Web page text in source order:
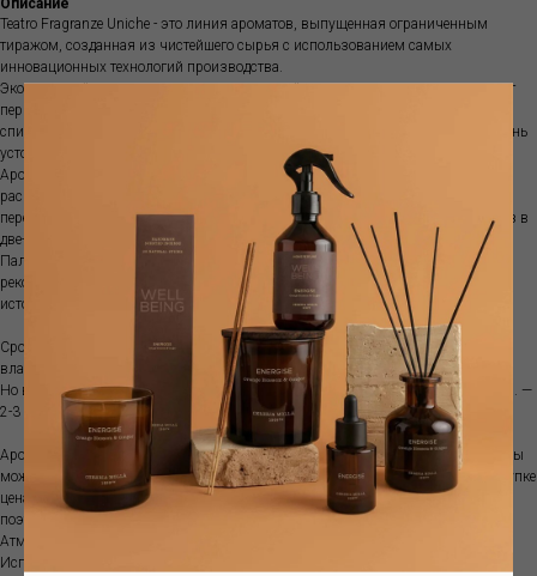
Описание
Teatro Fragranze Uniche - это линия ароматов, выпущенная ограниченным
тиражом, созданная из чистейшего сырья с использованием самых
инновационных технологий производства.
Экологичный подход с минимальным воздействием на окружающую среду от
первой до последней капли. Ароматы сделаны с очень низким содержанием
спирта и высокой концентрацией натуральных и чистых эфирных масел, очень
устойчивых к воздействию воздуха.
Ароматы лучше располагать в центре помещения , чтобы аромат
распространялся равномерно. Обычно рекомендуется ставить диффузор на
пересечении воздушных потоков. Палочки рекомендуется переворачивать раз в
две-четыре недели. Количество палочек регулирует насыщенность аромата.
Палочки нельзя использовать повторно с другими ароматами. Диффузор не
рекомендуются ставить на прямой солнечный свет или ставить рядом с
источниками тепла, так как ускоряется испарение аромата.
Срок ароматизации зависит от характеристик помещения, температуры,
влажности и места размещения диффузора.
Но в среднем объема100 мл хватит примерно на 1-1.5 месяца; объема 250 мл. —
2-3 месяца, а емкости 500 мл. — обычно 3-5 месяцев.
Аромат поставляется с бамбуковыми палочками. Если аромат закончился, вы
можете приобрести рефилл. Это более выгодно, так как при изначальной покупке
цена стеклянной емкости составляет почти половину стоимости диффузора,
поэтому покупка рефилла позволяет экономить.
Атмосферный аромат наполняет пространство особым благоуханием .
Используйте вместе с диффузором для усиления выбранного аромата.